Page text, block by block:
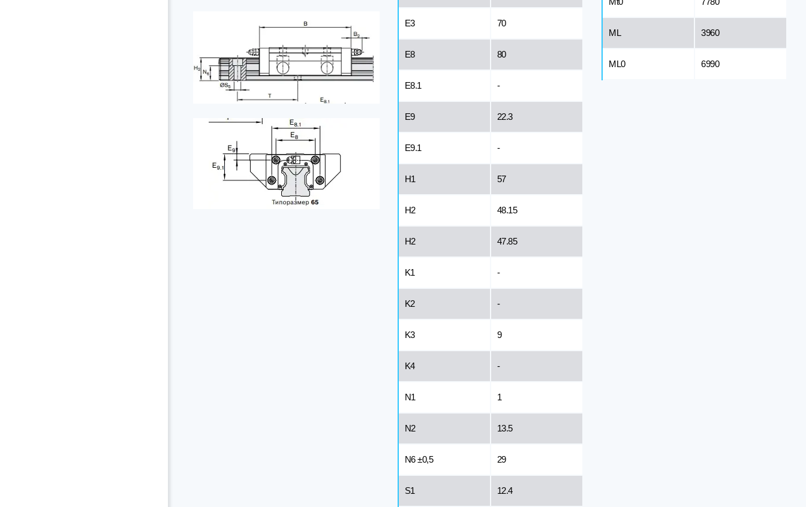
E3 70
E8 80
E8.1 -
E9 22.3
E9.1 -
H1 57
H2 48.15
H2 47.85
K1 -
K2 -
K3 9
K4 -
N1 1
N2 13.5
N6 ±0,5 29
S1 12.4
ML 3960
ML0 6990